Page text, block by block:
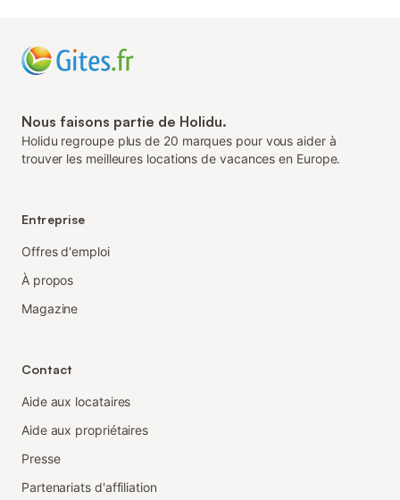
Nous faisons partie de Holidu.
Holidu regroupe plus de 20 marques pour vous aider à
trouver les meilleures locations de vacances en Europe.
Entreprise
Offres d'emploi
À propos
Magazine
Contact
Aide aux locataires
Aide aux propriétaires
Presse
Partenariats d'affiliation